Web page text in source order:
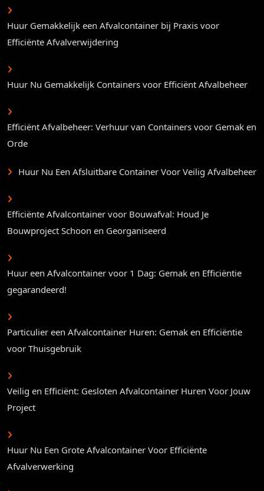
Huur Gemakkelijk een Afvalcontainer bij Praxis voor
Efficiënte Afvalverwijdering
Huur Nu Gemakkelijk Containers voor Efficiënt Afvalbeheer
Efficiënt Afvalbeheer: Verhuur van Containers voor Gemak en
Orde
Huur Nu Een Afsluitbare Container Voor Veilig Afvalbeheer
Efficiënte Afvalcontainer voor Bouwafval: Houd Je
Bouwproject Schoon en Georganiseerd
Huur een Afvalcontainer voor 1 Dag: Gemak en Efficiëntie
gegarandeerd!
Particulier een Afvalcontainer Huren: Gemak en Efficiëntie
voor Thuisgebruik
Veilig en Efficiënt: Gesloten Afvalcontainer Huren Voor Jouw
Project
Huur Nu Een Grote Afvalcontainer Voor Efficiënte
Afvalverwerking